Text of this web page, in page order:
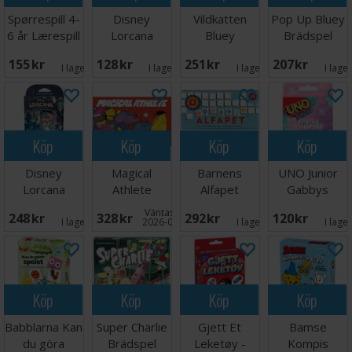
Spørrespill 4-
6 år Lærespill
155 SEK I lager:
Disney
Lorcana
128 SEK I lager: 1
Vildkatten
Bluey
251 SEK I lager: 8
Pop Up Bluey
Brädspel
207 SEK I
Köp
Disney
Lorcana
Starter #2
248 SEK I lager: 1
Köp
Magical
Athlete
Brädspel
328 SEK Väntas in:
2026-09-30
Köp
Barnens
Alfapet
292 SEK I lager:
Köp
UNO Junior
Gabbys
Kortspel
120 SEK I
Köp
Babblarna Kan
du göra
Köp
Super Charlie
Brädspel
Köp
Gjett Et
Leketøy -
Köp
Bamse
Kompis